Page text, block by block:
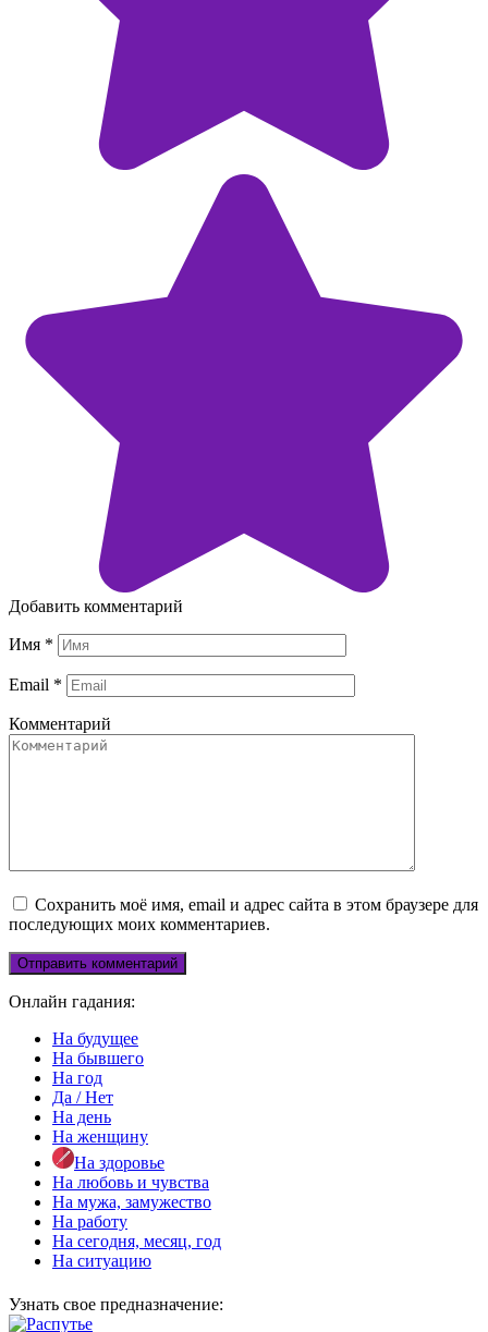
Добавить комментарий
Имя *
Email *
Комментарий
Сохранить моё имя, email и адрес сайта в этом браузере для
последующих моих комментариев.
Онлайн гадания:
На будущее
На бывшего
На год
Да / Нет
На день
На женщину
На здоровье
На любовь и чувства
На мужа, замужество
На работу
На сегодня, месяц, год
На ситуацию
Узнать свое предназначение: